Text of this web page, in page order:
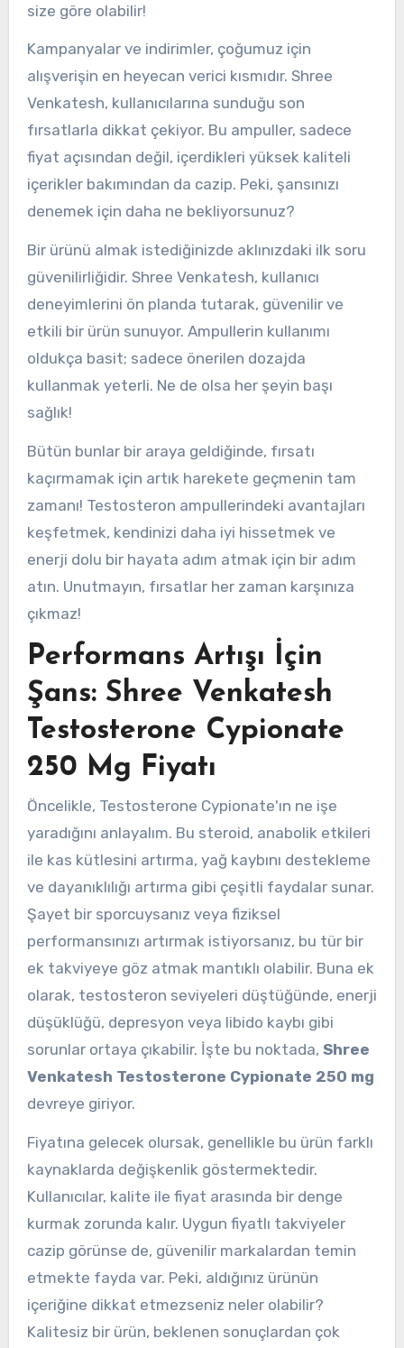
size göre olabilir!
Kampanyalar ve indirimler, çoğumuz için
alışverişin en heyecan verici kısmıdır. Shree
Venkatesh, kullanıcılarına sunduğu son
fırsatlarla dikkat çekiyor. Bu ampuller, sadece
fiyat açısından değil, içerdikleri yüksek kaliteli
içerikler bakımından da cazip. Peki, şansınızı
denemek için daha ne bekliyorsunuz?
Bir ürünü almak istediğinizde aklınızdaki ilk soru
güvenilirliğidir. Shree Venkatesh, kullanıcı
deneyimlerini ön planda tutarak, güvenilir ve
etkili bir ürün sunuyor. Ampullerin kullanımı
oldukça basit; sadece önerilen dozajda
kullanmak yeterli. Ne de olsa her şeyin başı
sağlık!
Bütün bunlar bir araya geldiğinde, fırsatı
kaçırmamak için artık harekete geçmenin tam
zamanı! Testosteron ampullerindeki avantajları
keşfetmek, kendinizi daha iyi hissetmek ve
enerji dolu bir hayata adım atmak için bir adım
atın. Unutmayın, fırsatlar her zaman karşınıza
çıkmaz!
Performans Artışı İçin
Şans: Shree Venkatesh
Testosterone Cypionate
250 Mg Fiyatı
Öncelikle, Testosterone Cypionate'ın ne işe
yaradığını anlayalım. Bu steroid, anabolik etkileri
ile kas kütlesini artırma, yağ kaybını destekleme
ve dayanıklılığı artırma gibi çeşitli faydalar sunar.
Şayet bir sporcuysanız veya fiziksel
performansınızı artırmak istiyorsanız, bu tür bir
ek takviyeye göz atmak mantıklı olabilir. Buna ek
olarak, testosteron seviyeleri düştüğünde, enerji
düşüklüğü, depresyon veya libido kaybı gibi
sorunlar ortaya çıkabilir. İşte bu noktada, Shree
Venkatesh Testosterone Cypionate 250 mg
devreye giriyor.
Fiyatına gelecek olursak, genellikle bu ürün farklı
kaynaklarda değişkenlik göstermektedir.
Kullanıcılar, kalite ile fiyat arasında bir denge
kurmak zorunda kalır. Uygun fiyatlı takviyeler
cazip görünse de, güvenilir markalardan temin
etmekte fayda var. Peki, aldığınız ürünün
içeriğine dikkat etmezseniz neler olabilir?
Kalitesiz bir ürün, beklenen sonuçlardan çok